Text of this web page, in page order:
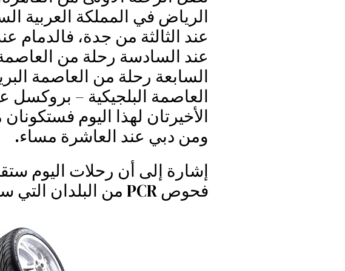
الرياض في المملكة العربية
عند الثالثة من جدة، فالدمام
عند السادسة رحلة من
السابعة رحلة من العاصمة
العاصمة البلجيكية – بروكسل
الأخيرتان لهذا اليوم
ومن دبي عند العاشرة مساء.
إشارة إلى أن رحلات اليوم
فحوص PCR من البلدان التي سيغادرونها .